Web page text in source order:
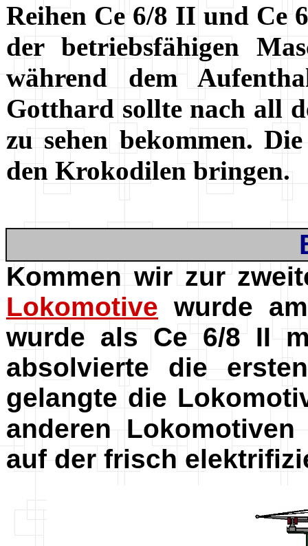
Reihen Ce 6/8 II und Ce
der betriebsfähigen
während dem
Gotthard sollte nach all
zu sehen bekommen.
den Krokodilen bringen.
Kommen wir zur
Lokomotive wurde
wurde als Ce 6/8 II
absolvierte die
gelangte die
anderen
auf der frisch